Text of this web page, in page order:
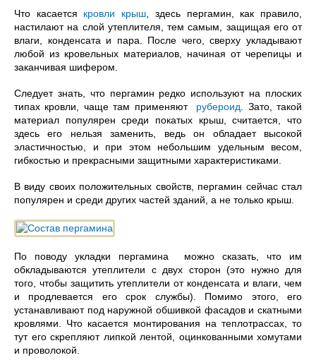
Что касается кровли крыш , здесь пергамин, как правило,
настилают на слой утеплителя, тем самым, защищая его от
влаги, конденсата и пара. После чего, сверху укладывают
любой из кровельных материалов, начиная от черепицы и
заканчивая шифером.
Следует знать, что пергамин редко используют на плоских
типах кровли, чаще там применяют рубероид . Зато, такой
материал популярен среди покатых крыш, считается, что
здесь его нельзя заменить, ведь он обладает высокой
эластичностью, и при этом небольшим удельным весом,
гибкостью и прекрасными защитными характеристиками.
В виду своих положительных свойств, пергамин сейчас стал
популярен и среди других частей зданий, а не только крыш.
По поводу укладки пергамина можно сказать, что им
обкладываются утеплители с двух сторон (это нужно для
того, чтобы защитить утеплители от конденсата и влаги, чем
и продлевается его срок службы). Помимо этого, его
устанавливают под наружной обшивкой фасадов и скатными
кровлями. Что касается монтирования на теплотрассах, то
тут его скрепляют липкой лентой, оцинкованными хомутами
и проволокой.